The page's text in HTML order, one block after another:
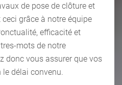
de pose de clôture et
grâce à notre équipe
efficacité et
mots de notre
donc vous assurer que vos
délai convenu.